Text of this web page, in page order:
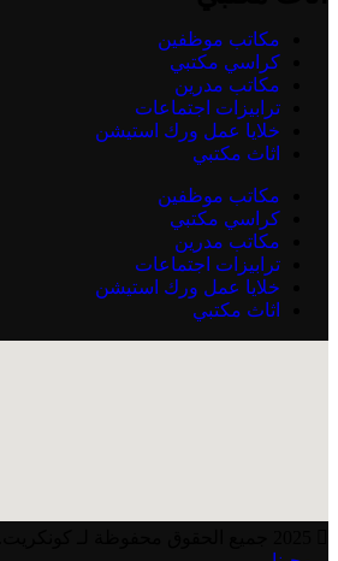
مكاتب موظفين
كراسي مكتبي
مكاتب مدرين
ترابيزات اجتماعات
خلايا عمل ورك استيشن
اثاث مكتبي
مكاتب موظفين
كراسي مكتبي
مكاتب مدرين
ترابيزات اجتماعات
خلايا عمل ورك استيشن
اثاث مكتبي